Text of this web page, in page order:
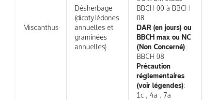
Miscanthus
Désherbage
(dicotylédones
annuelles et
graminées
annuelles)
BBCH 00 à BBCH
08
DAR (en jours) ou
BBCH max ou NC
(Non Concerné):
BBCH 08
Précaution
réglementaires
(voir légendes):
1c , 4a , 7a